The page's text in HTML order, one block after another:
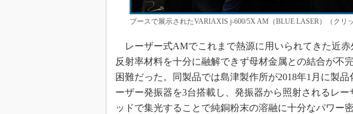
ブースで展示されたVARIAXIS j-600/5X AM（BLUE LASER）（クリ
レーザー式AMでこれまで熱源に用いられてきた近
反射率材料を十分に融解できず母材金属との結合が不
困難だった。同製品では島津製作所が2018年1月に製品
ーザー発振器を3台搭載し、発振器から照射されるレ
ッドで集光することで純銅粉末の溶融に十分なパワー